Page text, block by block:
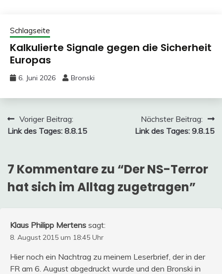
Schlagseite
Kalkulierte Signale gegen die Sicherheit
Europas
6. Juni 2026 Bronski
Beitragsnavigation
Voriger Beitrag:
Link des Tages: 8.8.15
Nächster Beitrag:
Link des Tages: 9.8.15
7 Kommentare zu “Der NS-Terror
hat sich im Alltag zugetragen”
Klaus Philipp Mertens sagt:
8. August 2015 um 18:45 Uhr
Hier noch ein Nachtrag zu meinem Leserbrief, der in der
FR am 6. August abgedruckt wurde und den Bronski in